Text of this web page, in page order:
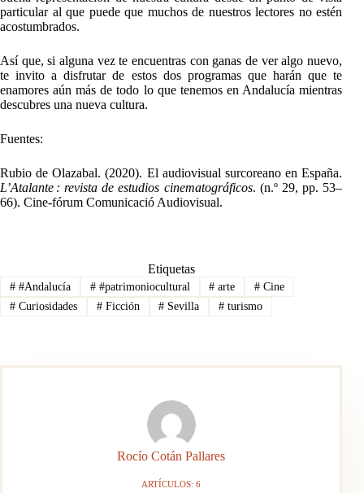
particular al que puede que muchos de nuestros lectores no estén
acostumbrados.
Así que, si alguna vez te encuentras con ganas de ver algo nuevo,
te invito a disfrutar de estos dos programas que harán que te
enamores aún más de todo lo que tenemos en Andalucía mientras
descubres una nueva cultura.
Fuentes:
Rubio de Olazabal. (2020). El audiovisual surcoreano en España.
L’Atalante : revista de estudios cinematográficos. (n.º 29, pp. 53–
66). Cine-fórum Comunicació Audiovisual.
Etiquetas
##Andalucía ##patrimoniocultural # arte # Cine
#Curiosidades #Ficción # Sevilla # turismo
Rocío Cotán Pallares
ARTÍCULOS: 6